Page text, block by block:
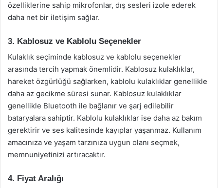
özelliklerine sahip mikrofonlar, dış sesleri izole ederek
daha net bir iletişim sağlar.
3. Kablosuz ve Kablolu Seçenekler
Kulaklık seçiminde kablosuz ve kablolu seçenekler
arasında tercih yapmak önemlidir. Kablosuz kulaklıklar,
hareket özgürlüğü sağlarken, kablolu kulaklıklar genellikle
daha az gecikme süresi sunar. Kablosuz kulaklıklar
genellikle Bluetooth ile bağlanır ve şarj edilebilir
bataryalara sahiptir. Kablolu kulaklıklar ise daha az bakım
gerektirir ve ses kalitesinde kayıplar yaşanmaz. Kullanım
amacınıza ve yaşam tarzınıza uygun olanı seçmek,
memnuniyetinizi artıracaktır.
4. Fiyat Aralığı